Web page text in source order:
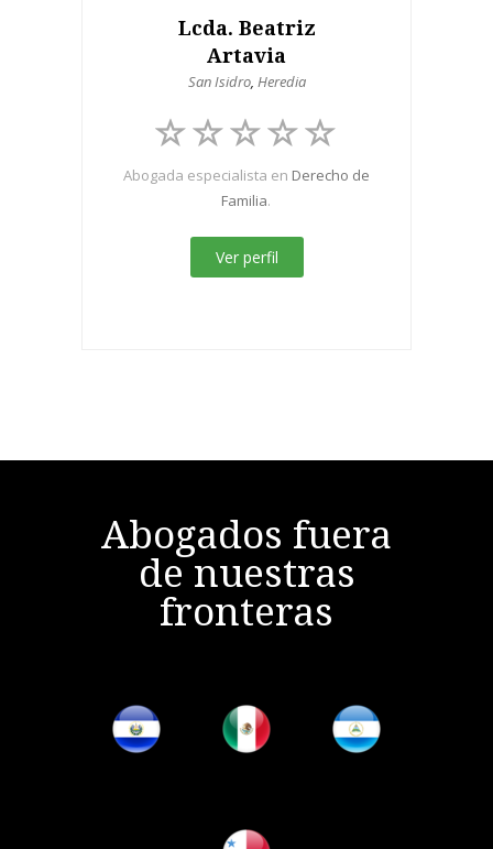
Lcda. Beatriz
Artavia
San Isidro, Heredia
Abogada especialista en Derecho de
Familia.
Ver perfil
Abogados fuera
de nuestras
fronteras